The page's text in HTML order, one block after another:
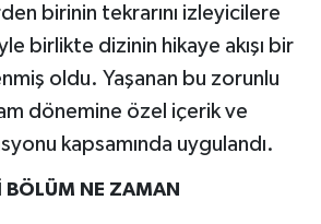
birinin tekrarını izleyicilere
birlikte dizinin hikaye akışı bir
oldu. Yaşanan bu zorunlu
dönemine özel içerik ve
kapsamında uygulandı.
BÖLÜM NE ZAMAN